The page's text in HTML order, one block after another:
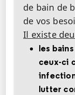
de bain de
de vos
Il existe
les
ceux-ci
lutter